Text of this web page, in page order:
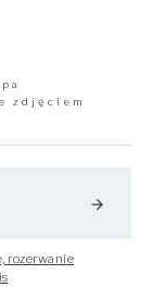
zdjęciem
arrow_forward
rozerwanie